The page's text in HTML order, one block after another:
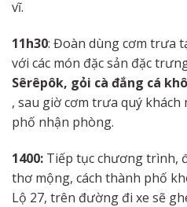
vĩ.
11h30: Đoàn dùng cơm trưa
với các món đặc sản đặc
Sêrêpôk, gỏi cà đắng cá
, sau giờ cơm trưa quý
phố nhận phòng.
1400: Tiếp tục chương trình,
thơ mộng, cách thành phố
Lộ 27, trên đường đi xe sẽ